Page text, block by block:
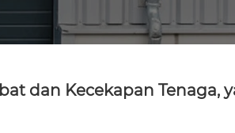
dan Kecekapan Tenaga,